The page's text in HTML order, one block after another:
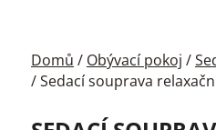
Domů / Obývací pokoj /
/Sedací souprava